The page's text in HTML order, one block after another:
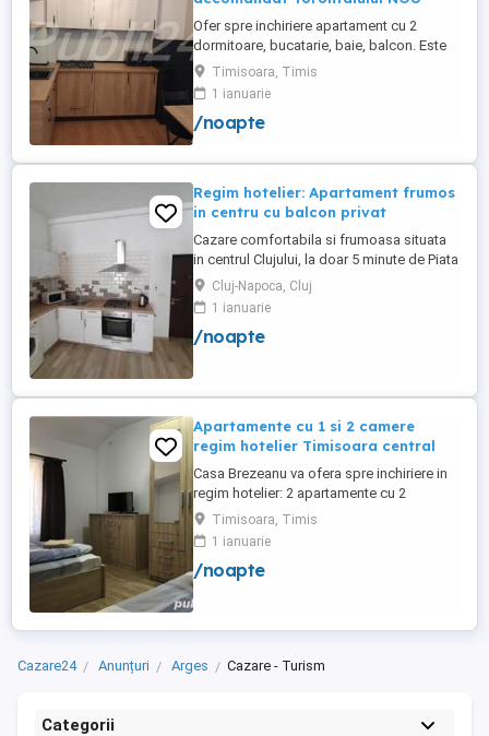
Ofer spre inchiriere apartament cu 2
dormitoare, bucatarie, baie, balcon. Este
complet utilat si mobilat nou, clima,
internet, tv, video interfon masina de
spalat haine, lenjerii, prosoape,
consumabile. In incinta complexului de
de joaca pentru copii. Apartamentul ...
Timisoara, Timis
1 ianuarie
/noapte
Regim hotelier: Apartament frumos
in centru cu balcon privat
Cazare comfortabila si frumoasa situata
in centrul Clujului, la doar 5 minute de Piata
Mihai Viteazu, intr-un bloc nou.
Apartamentul este mobilat si utilat
complet, avand aragaz, hota, cuptor de
microunde, fierbator de apa, masina de
Cluj-Napoca, Cluj
1 ianuarie
/noapte
Apartamente cu 1 si 2 camere
regim hotelier Timisoara central
Casa Brezeanu va ofera spre inchiriere in
regim hotelier: 2 apartamente cu 2
dormitoare, baie si bucatarie proprie. (4
locuri cazare in fiecare apartament) 1
apartament cu 1 dormitor, baie si
bucatarie proprie. (3 locuri cazare) Fiecare
Timisoara, Timis
1 ianuarie
/noapte
Cazare24 Anunțuri Arges Cazare - Turism
Categorii